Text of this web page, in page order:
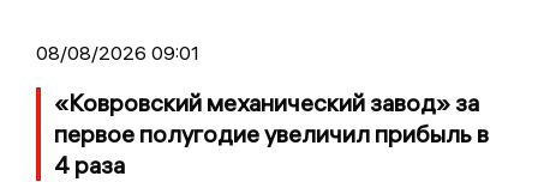
08/08/2026 09:01
«Ковровский механический завод» за
первое полугодие увеличил прибыль в
4 раза